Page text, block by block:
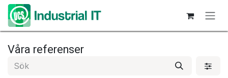
Hoppa till innehåll
Våra referenser